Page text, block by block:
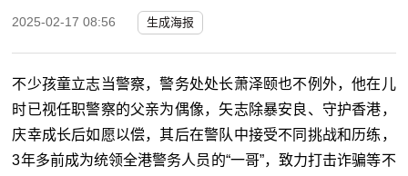
2025-02-17 08:56 生成海报
不少孩童立志当警察，警务处处长萧泽颐也不例外，他在儿
时已视任职警察的父亲为偶像，矢志除暴安良、守护香港，
庆幸成长后如愿以偿，其后在警队中接受不同挑战和历练，
3年多前成为统领全港警务人员的“一哥”，致力打击诈骗等不